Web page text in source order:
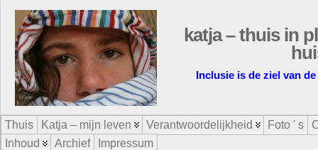
katja – thuis in
Inclusie is de ziel van
Thuis Katja – mijn leven Verantwoordelijkheid Foto ' s
Inhoud
Archief Impressum